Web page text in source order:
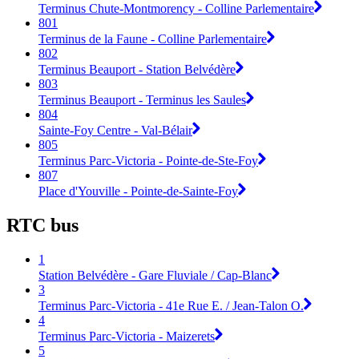
Terminus Chute-Montmorency - Colline Parlementaire
801
Terminus de la Faune - Colline Parlementaire
802
Terminus Beauport - Station Belvédère
803
Terminus Beauport - Terminus les Saules
804
Sainte-Foy Centre - Val-Bélair
805
Terminus Parc-Victoria - Pointe-de-Ste-Foy
807
Place d'Youville - Pointe-de-Sainte-Foy
RTC bus
1
Station Belvédère - Gare Fluviale / Cap-Blanc
3
Terminus Parc-Victoria - 41e Rue E. / Jean-Talon O.
4
Terminus Parc-Victoria - Maizerets
5